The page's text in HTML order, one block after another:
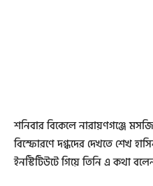
শনিবার বিকেলে নারায়ণগঞ্জে
বিস্ফোরণে দগ্ধদের দেখতে শেখ
ইনস্টিটিউটে গিয়ে তিনি এ কথা